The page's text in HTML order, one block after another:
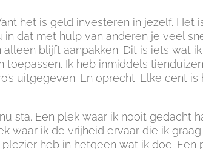
het is geld investeren in jezelf. Het
dat met hulp van anderen je veel
blijft aanpakken. Dit is iets wat
Ik heb inmiddels
uitgegeven. En oprecht. Elke cent is
sta. Een plek waar ik nooit gedacht
waar ik de vrijheid ervaar die ik
heb in hetgeen wat ik doe. Een